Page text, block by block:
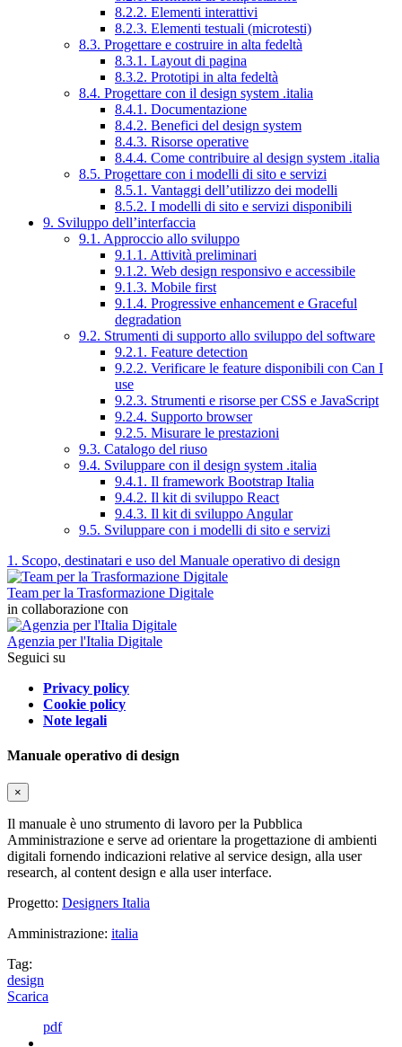
8.2.2. Elementi interattivi
8.2.3. Elementi testuali (microtesti)
8.3. Progettare e costruire in alta fedeltà
8.3.1. Layout di pagina
8.3.2. Prototipi in alta fedeltà
8.4. Progettare con il design system .italia
8.4.1. Documentazione
8.4.2. Benefici del design system
8.4.3. Risorse operative
8.4.4. Come contribuire al design system .italia
8.5. Progettare con i modelli di sito e servizi
8.5.1. Vantaggi dell’utilizzo dei modelli
8.5.2. I modelli di sito e servizi disponibili
9. Sviluppo dell’interfaccia
9.1. Approccio allo sviluppo
9.1.1. Attività preliminari
9.1.2. Web design responsivo e accessibile
9.1.3. Mobile first
9.1.4. Progressive enhancement e Graceful
degradation
9.2. Strumenti di supporto allo sviluppo del software
9.2.1. Feature detection
9.2.2. Verificare le feature disponibili con Can I
use
9.2.3. Strumenti e risorse per CSS e JavaScript
9.2.4. Supporto browser
9.2.5. Misurare le prestazioni
9.3. Catalogo del riuso
9.4. Sviluppare con il design system .italia
9.4.1. Il framework Bootstrap Italia
9.4.2. Il kit di sviluppo React
9.4.3. Il kit di sviluppo Angular
9.5. Sviluppare con i modelli di sito e servizi
1. Scopo, destinatari e uso del Manuale operativo di design
Team per la Trasformazione Digitale
in collaborazione con
Agenzia per l'Italia Digitale
Seguici su
Privacy policy
Cookie policy
Note legali
Manuale operativo di design
×
Il manuale è uno strumento di lavoro per la Pubblica
Amministrazione e serve ad orientare la progettazione di ambienti
digitali fornendo indicazioni relative al service design, alla user
research, al content design e alla user interface.
Progetto: Designers Italia
Amministrazione: italia
Tag:
design
Scarica
pdf